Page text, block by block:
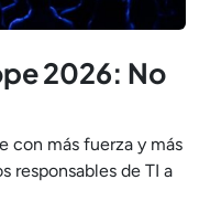
2026: No
con más fuerza y más
responsables de TI a